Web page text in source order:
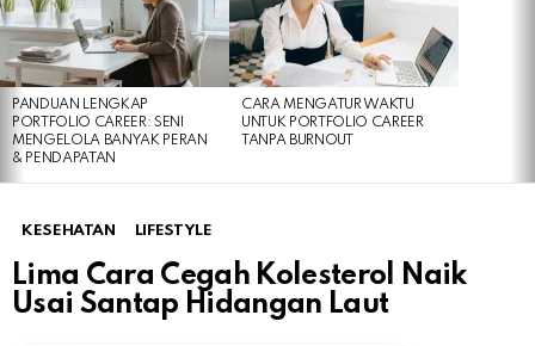
STORIES
PANDUAN LENGKAP
PORTFOLIO CAREER: SENI
MENGELOLA BANYAK PERAN
& PENDAPATAN
CARA MENGATUR WAKTU
UNTUK PORTFOLIO CAREER
TANPA BURNOUT
KESEHATAN LIFESTYLE
Lima Cara Cegah Kolesterol Naik
Usai Santap Hidangan Laut